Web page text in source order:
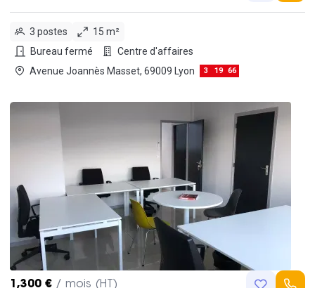
3 postes
15 m²
Bureau fermé
Centre d'affaires
Avenue Joannès Masset, 69009 Lyon
3 19 66
1,300 € / mois (HT)